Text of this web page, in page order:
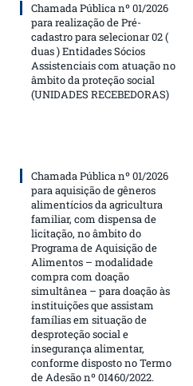
Chamada Pública nº 01/2026
para realização de Pré-
cadastro para selecionar 02 (
duas ) Entidades Sócios
Assistenciais com atuação no
âmbito da proteção social
(UNIDADES RECEBEDORAS)
Chamada Pública nº 01/2026
para aquisição de gêneros
alimentícios da agricultura
familiar, com dispensa de
licitação, no âmbito do
Programa de Aquisição de
Alimentos – modalidade
compra com doação
simultânea – para doação às
instituições que assistam
famílias em situação de
desproteção social e
insegurança alimentar,
conforme disposto no Termo
de Adesão nº 01460/2022.